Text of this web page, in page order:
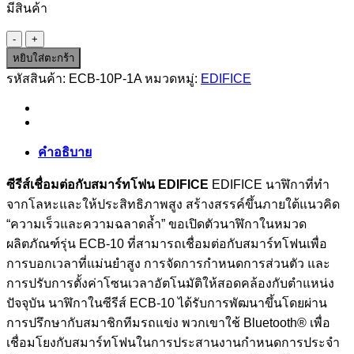
มีสินค้า
จำนวน
ECB-
10P-
1A
หยิบใส่ตะกร้า
รหัสสินค้า: ECB-10P-1A หมวดหมู่: EDIFICE
คำอธิบาย
ซีรีส์เชื่อมต่อกับสมาร์ทโฟน EDIFICE EDIFICE นาฬิกาที่ทำ
จากโลหะและให้ประสิทธิภาพสูง สร้างสรรค์ขึ้นภายใต้แนวคิด
“ความเร็วและความฉลาดล้ำ” ขอเปิดตัวนาฬิกาในหมวด
ผลิตภัณฑ์รุ่น ECB-10 ที่สามารถเชื่อมต่อกับสมาร์ทโฟนเพื่อ
การบอกเวลาที่แม่นยำสูง การจัดการกำหนดการส่วนตัว และ
การปรับการตั้งค่าโซนเวลาอัตโนมัติให้สอดคล้องกับตำแหน่ง
ปัจจุบัน นาฬิกาในซีรีส์ ECB-10 ได้รับการพัฒนาขึ้นโดยผ่าน
การปรึกษากับสมาชิกทีมรถแข่ง พวกเขาใช้ Bluetooth® เพื่อ
เชื่อมโยงกับสมาร์ทโฟนในการประสานงานกำหนดการประจำ